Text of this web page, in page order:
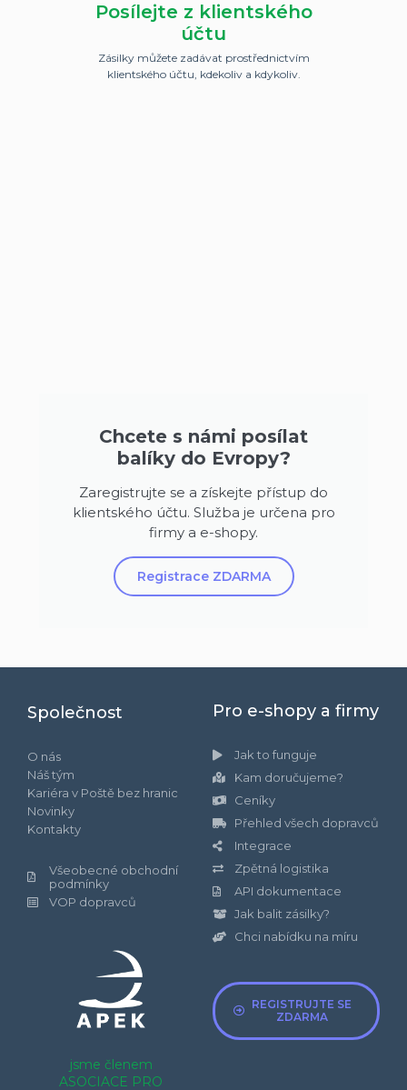
Posílejte z klientského
účtu
Zásilky můžete zadávat prostřednictvím
klientského účtu, kdekoliv a kdykoliv.
Chcete s námi posílat
balíky do Evropy?
Zaregistrujte se a získejte přístup do
klientského účtu. Služba je určena pro
firmy a e-shopy.
Registrace ZDARMA
Společnost
O nás
Náš tým
Kariéra v Poště bez hranic
Novinky
Kontakty
Všeobecné obchodní
podmínky
VOP dopravců
jsme členem
ASOCIACE PRO
Pro e-shopy a firmy
Jak to funguje
Kam doručujeme?
Ceníky
Přehled všech dopravců
Integrace
Zpětná logistika
API dokumentace
Jak balit zásilky?
Chci nabídku na míru
REGISTRUJTE SE
ZDARMA